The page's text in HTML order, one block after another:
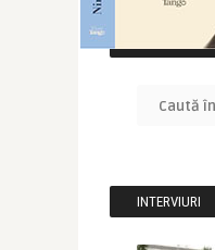
CAUTĂ ÎN SITE
INTERVIURI